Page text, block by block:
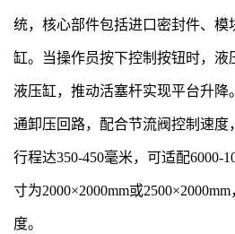
统，核心部件包括进口密封件、模
缸。当操作员按下控制按钮时，液
液压缸，推动活塞杆实现平台升
通卸压回路，配合节流阀控制速度
行程达350-450毫米，可适配6000-
寸为2000×2000mm或
度。